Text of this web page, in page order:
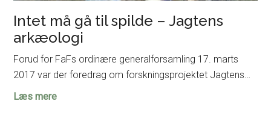
Intet må gå til spilde – Jagtens
arkæologi
Forud for FaFs ordinære generalforsamling 17. marts
2017 var der foredrag om forskningsprojektet Jagtens…
Læs mereIntet